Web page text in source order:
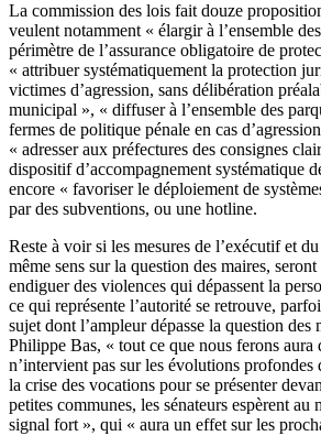
La commission des lois fait douze
veulent notamment « élargir à l’ensemble
périmètre de l’assurance obligatoire de
« attribuer systématiquement la protection
victimes d’agression, sans délibération
municipal », « diffuser à l’ensemble des
fermes de politique pénale en cas
« adresser aux préfectures des consignes
dispositif d’accompagnement systématique
encore « favoriser le déploiement de
par des subventions, ou une hotline.
Reste à voir si les mesures de l’exécutif et
même sens sur la question des maires,
endiguer des violences qui dépassent la
ce qui représente l’autorité se retrouve,
sujet dont l’ampleur dépasse la question des
Philippe Bas, « tout ce que nous ferons aura
n’intervient pas sur les évolutions profondes
la crise des vocations pour se présenter
petites communes, les sénateurs espèrent au
signal fort », qui « aura un effet sur les